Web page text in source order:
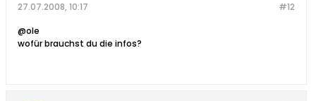
#12
27.07.2008, 10:17
@ole
wofür brauchst du die infos?